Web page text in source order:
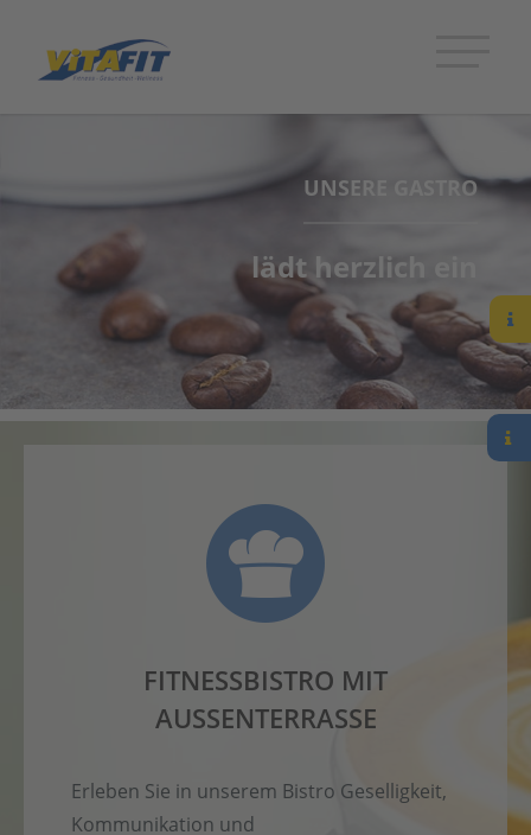
UNSERE GASTRO
lädt herzlich ein
FITNESSBISTRO MIT
AUSSENTERRASSE
Erleben Sie in unserem Bistro Geselligkeit,
Kommunikation und